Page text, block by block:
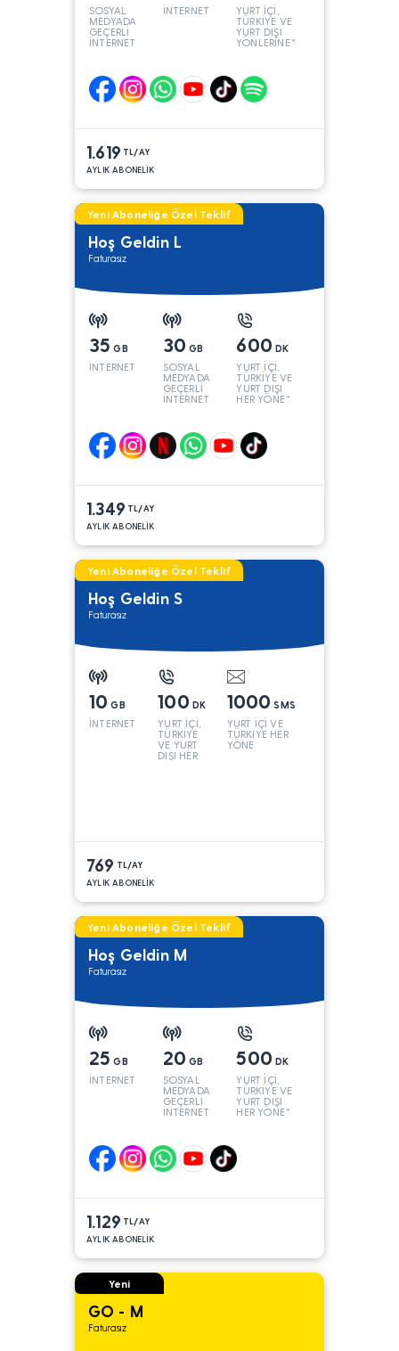
SOSYAL
MEDYADA
GEÇERLİ
İNTERNET
İNTERNET
YURT İÇİ,
TÜRKİYE VE
YURT DIŞI
YÖNLERİNE*
1.619 TL/AY
AYLIK ABONELİK
Yeni Aboneliğe Özel Teklif
Hoş Geldin L
Faturasız
35 GB
İNTERNET
30 GB
SOSYAL
MEDYADA
GEÇERLİ
İNTERNET
600 DK
YURT İÇİ,
TÜRKİYE VE
YURT DIŞI
HER YÖNE*
1.349 TL/AY
AYLIK ABONELİK
Yeni Aboneliğe Özel Teklif
Hoş Geldin S
Faturasız
10 GB
İNTERNET
100 DK
YURT İÇİ,
TÜRKİYE
VE YURT
DIŞI HER
1000 SMS
YURT İÇİ VE
TÜRKİYE HER
YÖNE
769 TL/AY
AYLIK ABONELİK
Yeni Aboneliğe Özel Teklif
Hoş Geldin M
Faturasız
25 GB
İNTERNET
20 GB
SOSYAL
MEDYADA
GEÇERLİ
İNTERNET
500 DK
YURT İÇİ,
TÜRKİYE VE
YURT DIŞI
HER YÖNE*
1.129 TL/AY
AYLIK ABONELİK
Yeni
GO - M
Faturasız